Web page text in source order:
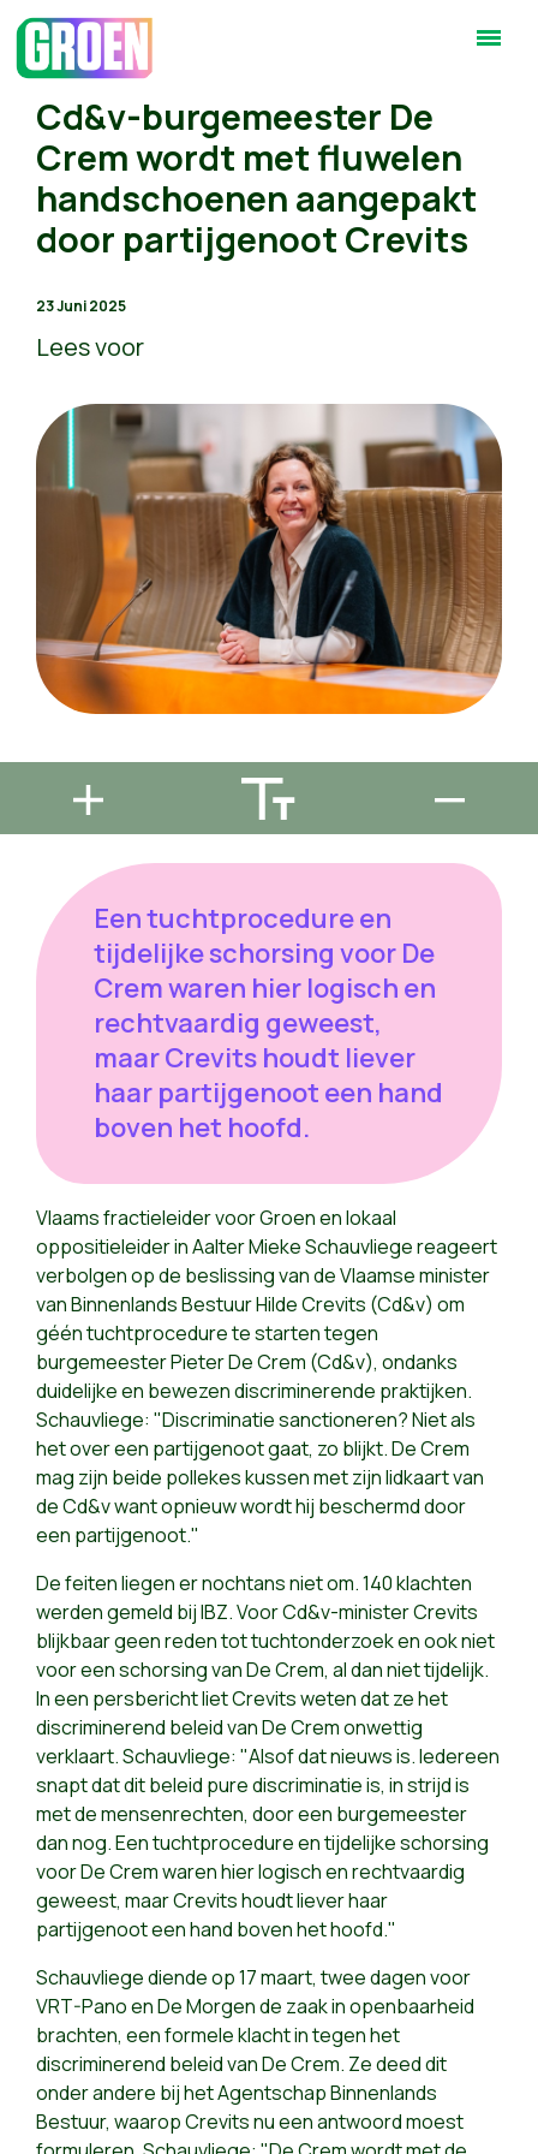
Cd&v-burgemeester De
Crem wordt met fluwelen
handschoenen aangepakt
door partijgenoot Crevits
23 Juni 2025
Lees voor
Een tuchtprocedure en
tijdelijke schorsing voor De
Crem waren hier logisch en
rechtvaardig geweest,
maar Crevits houdt liever
haar partijgenoot een hand
boven het hoofd.
Vlaams fractieleider voor Groen en lokaal
oppositieleider in Aalter Mieke Schauvliege reageert
verbolgen op de beslissing van de Vlaamse minister
van Binnenlands Bestuur Hilde Crevits (Cd&v) om
géén tuchtprocedure te starten tegen
burgemeester Pieter De Crem (Cd&v), ondanks
duidelijke en bewezen discriminerende praktijken.
Schauvliege: "Discriminatie sanctioneren? Niet als
het over een partijgenoot gaat, zo blijkt. De Crem
mag zijn beide pollekes kussen met zijn lidkaart van
de Cd&v want opnieuw wordt hij beschermd door
een partijgenoot."
De feiten liegen er nochtans niet om. 140 klachten
werden gemeld bij IBZ. Voor Cd&v-minister Crevits
blijkbaar geen reden tot tuchtonderzoek en ook niet
voor een schorsing van De Crem, al dan niet tijdelijk.
In een persbericht liet Crevits weten dat ze het
discriminerend beleid van De Crem onwettig
verklaart. Schauvliege: "Alsof dat nieuws is. Iedereen
snapt dat dit beleid pure discriminatie is, in strijd is
met de mensenrechten, door een burgemeester
dan nog. Een tuchtprocedure en tijdelijke schorsing
voor De Crem waren hier logisch en rechtvaardig
geweest, maar Crevits houdt liever haar
partijgenoot een hand boven het hoofd."
Schauvliege diende op 17 maart, twee dagen voor
VRT-Pano en De Morgen de zaak in openbaarheid
brachten, een formele klacht in tegen het
discriminerend beleid van De Crem. Ze deed dit
onder andere bij het Agentschap Binnenlands
Bestuur, waarop Crevits nu een antwoord moest